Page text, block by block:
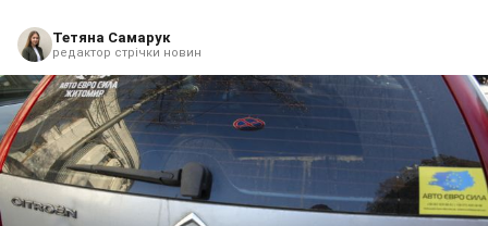
Тетяна Самарук
редактор стрічки новин